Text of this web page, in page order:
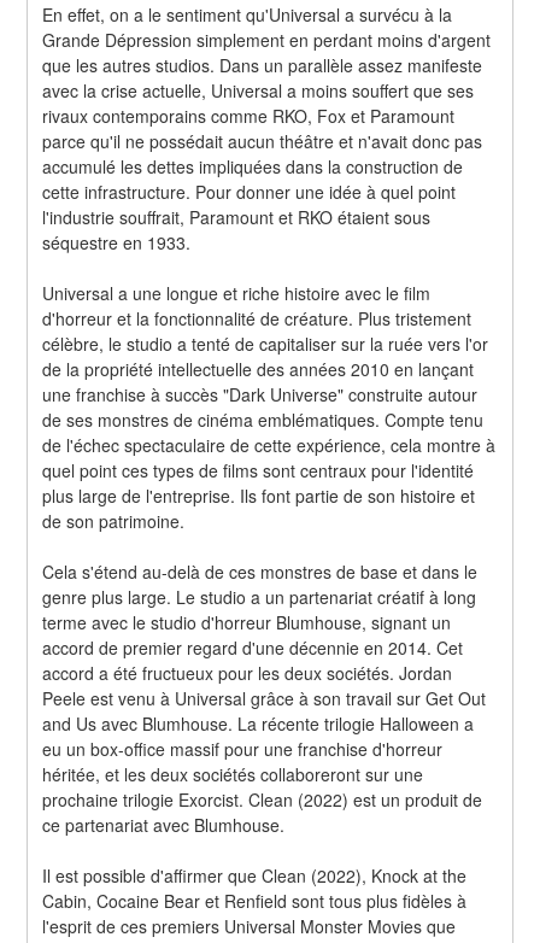
En effet, on a le sentiment qu'Universal a survécu à la
Grande Dépression simplement en perdant moins d'argent
que les autres studios. Dans un parallèle assez manifeste
avec la crise actuelle, Universal a moins souffert que ses
rivaux contemporains comme RKO, Fox et Paramount
parce qu'il ne possédait aucun théâtre et n'avait donc pas
accumulé les dettes impliquées dans la construction de
cette infrastructure. Pour donner une idée à quel point
l'industrie souffrait, Paramount et RKO étaient sous
séquestre en 1933.
Universal a une longue et riche histoire avec le film
d'horreur et la fonctionnalité de créature. Plus tristement
célèbre, le studio a tenté de capitaliser sur la ruée vers l'or
de la propriété intellectuelle des années 2010 en lançant
une franchise à succès "Dark Universe" construite autour
de ses monstres de cinéma emblématiques. Compte tenu
de l'échec spectaculaire de cette expérience, cela montre à
quel point ces types de films sont centraux pour l'identité
plus large de l'entreprise. Ils font partie de son histoire et
de son patrimoine.
Cela s'étend au-delà de ces monstres de base et dans le
genre plus large. Le studio a un partenariat créatif à long
terme avec le studio d'horreur Blumhouse, signant un
accord de premier regard d'une décennie en 2014. Cet
accord a été fructueux pour les deux sociétés. Jordan
Peele est venu à Universal grâce à son travail sur Get Out
and Us avec Blumhouse. La récente trilogie Halloween a
eu un box-office massif pour une franchise d'horreur
héritée, et les deux sociétés collaboreront sur une
prochaine trilogie Exorcist. Clean (2022) est un produit de
ce partenariat avec Blumhouse.
Il est possible d'affirmer que Clean (2022), Knock at the
Cabin, Cocaine Bear et Renfield sont tous plus fidèles à
l'esprit de ces premiers Universal Monster Movies que